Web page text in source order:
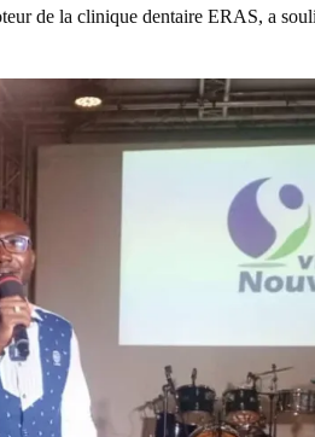
de la clinique dentaire ERAS, a